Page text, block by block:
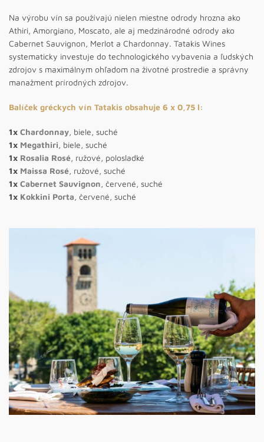
Na výrobu vín sa používajú nielen miestne odrody hrozna ako
Athiri, Amorgiano, Moscato, ale aj medzinárodné odrody ako
Cabernet Sauvignon, Merlot a Chardonnay. Tatakis Wines
systematicky investuje do technologického vybavenia a ľudských
zdrojov s maximálnym ohľadom na životné prostredie a správny
manažment prírodných zdrojov.
Balíček gréckych vín Tatakis obsahuje 6 x 0,75 l:
1x Chardonnay, biele, suché
1x Megathiri, biele, suché
1x Rosalia Rosé, ružové, polosladké
1x Maissa Rosé, ružové, suché
1x Cabernet Sauvignon, červené, suché
1x Kokkini Porta, červené, suché